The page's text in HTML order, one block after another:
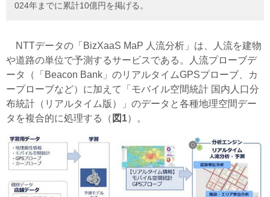
024年までに累計10億円を掲げる。
NTTデータの「BizXaaS MaP 人流分析」は、人流を建物
や道路の単位で予測するサービスである。人流プローブデ
ータ（「Beacon Bank」のリアルタイムGPSプローブ、カ
ープローブなど）に加えて「モバイル空間統計 国内人口分
布統計（リアルタイム版）」のデータと各種地理空間デー
タを複合的に処理する（ 図1）。